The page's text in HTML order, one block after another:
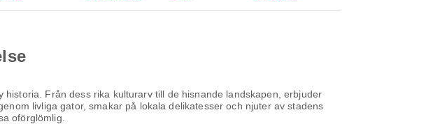
Från dess rika kulturarv till de hisnande landskapen, erbjuder
livliga gator, smakar på lokala delikatesser och njuter av stadens
oförglömlig.